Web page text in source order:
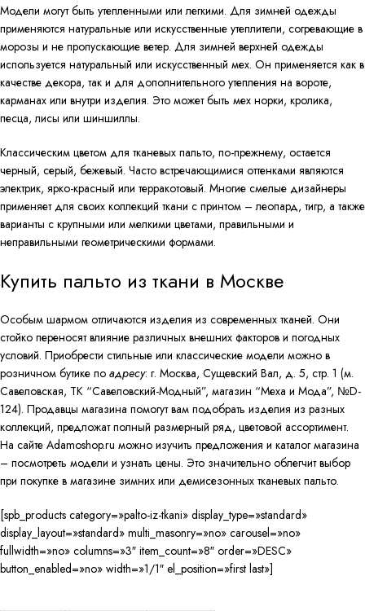
Модели могут быть утепленными или легкими. Для зимней одежды
применяются натуральные или искусственные утеплители, согревающие в
морозы и не пропускающие ветер. Для зимней верхней одежды
используется натуральный или искусственный мех. Он применяется как в
качестве декора, так и для дополнительного утепления на вороте,
карманах или внутри изделия. Это может быть мех норки, кролика,
песца, лисы или шиншиллы.
Классическим цветом для тканевых пальто, по-прежнему, остается
черный, серый, бежевый. Часто встречающимися оттенками являются
электрик, ярко-красный или терракотовый. Многие смелые дизайнеры
применяет для своих коллекций ткани с принтом – леопард, тигр, а также
варианты с крупными или мелкими цветами, правильными и
неправильными геометрическими формами.
Купить пальто из ткани в Москве
Особым шармом отличаются изделия из современных тканей. Они
стойко переносят влияние различных внешних факторов и погодных
условий. Приобрести стильные или классические модели можно в
розничном бутике по адресу: г. Москва, Сущевский Вал, д. 5, стр. 1 (м.
Савеловская, ТК “Савеловский-Модный”, магазин “Меха и Мода”, №D-
124). Продавцы магазина помогут вам подобрать изделия из разных
коллекций, предложат полный размерный ряд, цветовой ассортимент.
На сайте Adamoshop.ru можно изучить предложения и каталог магазина
– посмотреть модели и узнать цены. Это значительно облегчит выбор
при покупке в магазине зимних или демисезонных тканевых пальто.
[spb_products category=»palto-iz-tkani» display_type=»standard»
display_layout=»standard» multi_masonry=»no» carousel=»no»
fullwidth=»no» columns=»3″ item_count=»8″ order=»DESC»
button_enabled=»no» width=»1/1″ el_position=»first last»]